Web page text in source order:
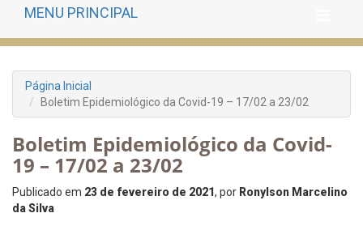
MENU PRINCIPAL
Página Inicial
Boletim Epidemiológico da Covid-19 – 17/02 a 23/02
Boletim Epidemiológico da Covid-
19 – 17/02 a 23/02
Publicado em 23 de fevereiro de 2021, por Ronylson Marcelino
da Silva